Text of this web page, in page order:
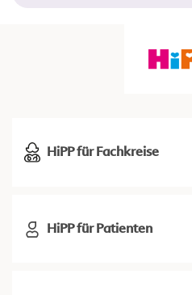
HiPP für Fachkreise
HiPP für Patienten